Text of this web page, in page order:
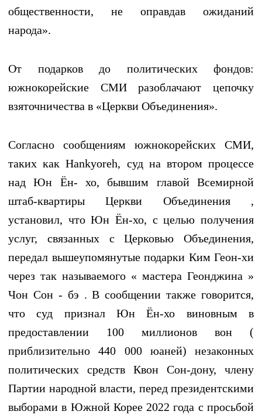
общественности, не оправдав ожиданий
народа».
От подарков до политических фондов:
южнокорейские СМИ разоблачают цепочку
взяточничества в «Церкви Объединения».
Согласно сообщениям южнокорейских СМИ,
таких как Hankyoreh, суд на втором процессе
над Юн Ён- хо, бывшим главой Всемирной
штаб-квартиры Церкви Объединения ,
установил, что Юн Ён-хо, с целью получения
услуг, связанных с Церковью Объединения,
передал вышеупомянутые подарки Ким Геон-хи
через так называемого « мастера Геонджина »
Чон Сон - бэ . В сообщении также говорится,
что суд признал Юн Ён-хо виновным в
предоставлении 100 миллионов вон (
приблизительно 440 000 юаней) незаконных
политических средств Квон Сон-дону, члену
Партии народной власти, перед президентскими
выборами в Южной Корее 2022 года с просьбой